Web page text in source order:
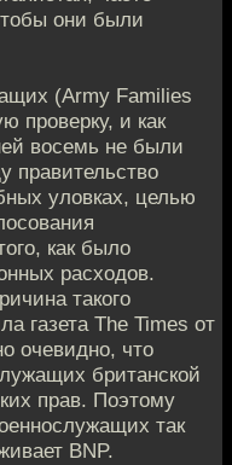
они были
(Army Families
проверку, и как
восемь не были
правительство
уловках, целью
как было
расходов.
такого
газета The Times от
очевидно, что
британской
прав. Поэтому
так
BNP.